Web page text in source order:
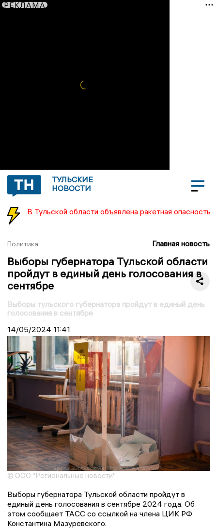
РЕКЛАМА
ТУЛЬСКИЕ
НОВОСТИ
В Тульской области объявлена ракетная опасность
Политика Главная новость
Выборы губернатора Тульской области
пройдут в единый день голосования в
сентябре
Выборы тульского губернатора пройдут в единый день
голосования в сентябре
14/05/2024 11:41
© ООО "Региональные новости"
Выборы губернатора Тульской области пройдут в
единый день голосования в сентябре 2024 года. Об
этом сообщает ТАСС со ссылкой на члена ЦИК РФ
Константина Мазуревского.